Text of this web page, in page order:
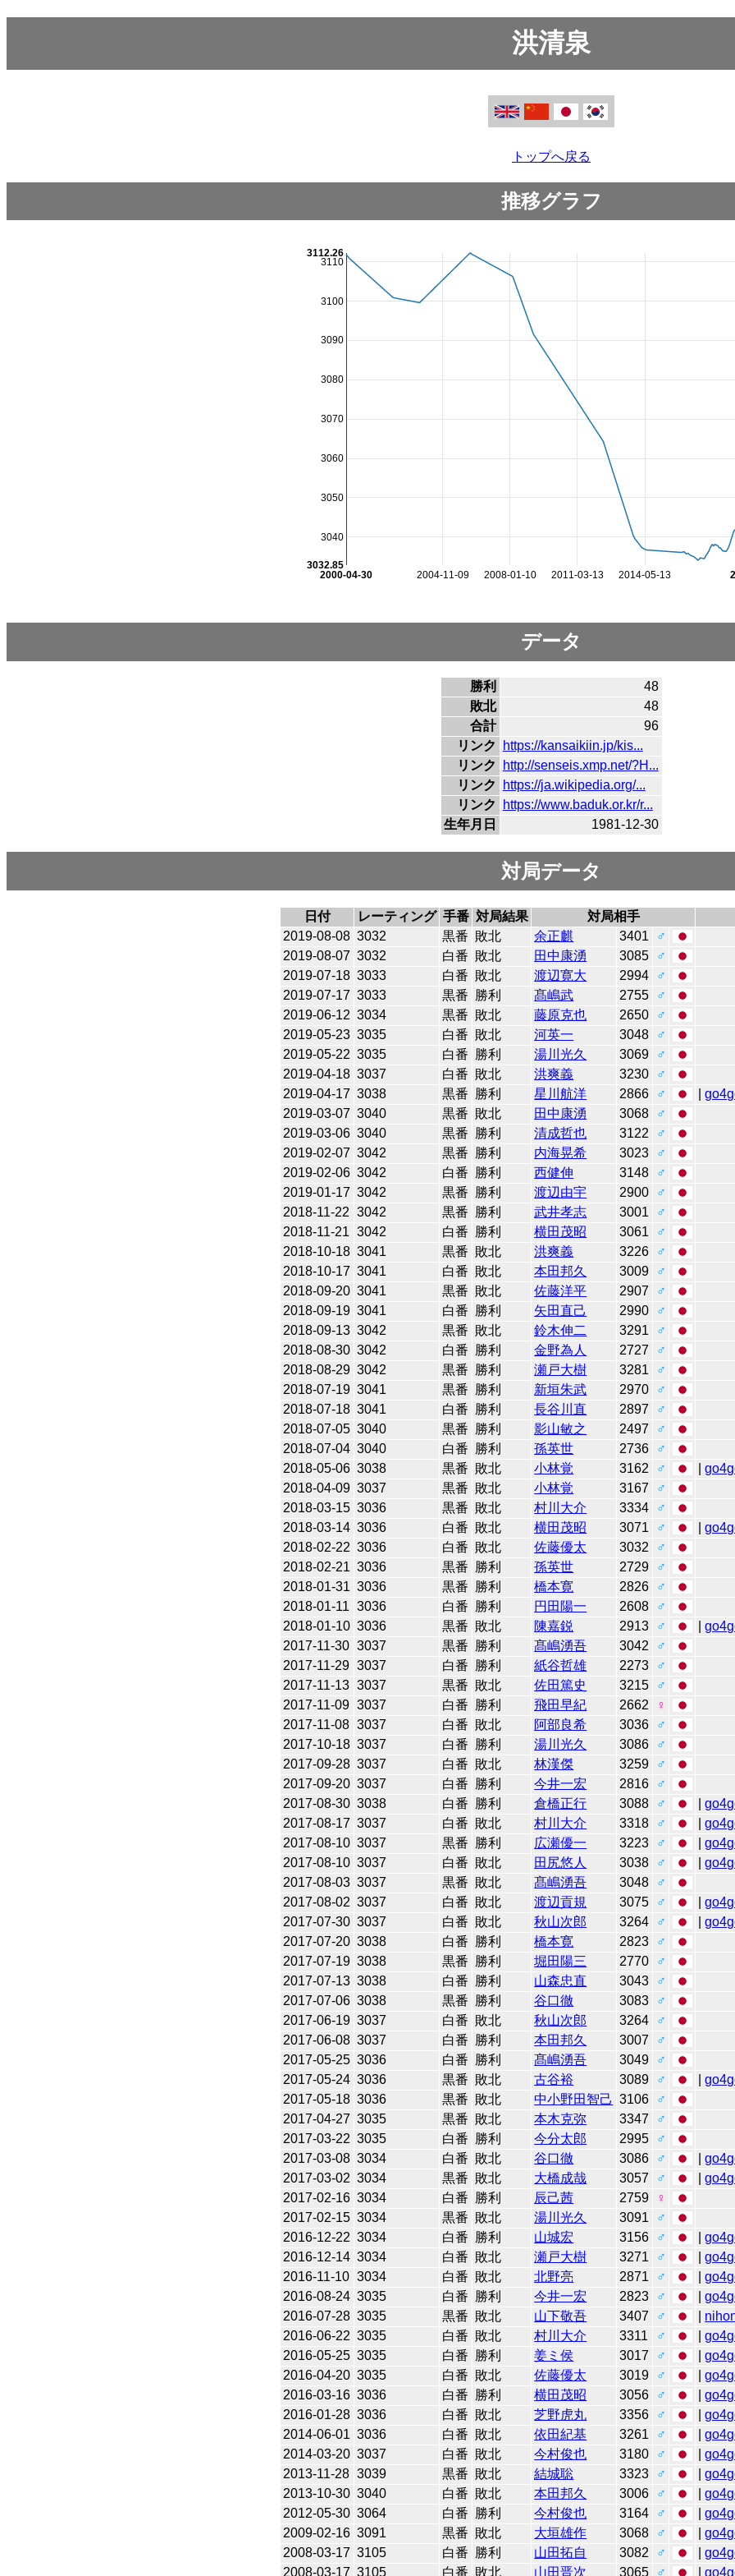
洪清泉
トップへ戻る
推移グラフ
2004-11-09 2008-01-10 2011-03-13 2014-05-13
2000-04-30
3040
3050
3060
3070
3080
3090
3100
3110
3032.85
3112.26
データ
勝利
48
敗北
48
合計
96
リンク
https://kansaikiin.jp/kis...
リンク
http://senseis.xmp.net/?H...
リンク
https://ja.wikipedia.org/...
リンク
https://www.baduk.or.kr/r...
生年月日
1981-12-30
対局データ
日付 レーティング 手番 対局結果
対局相手
2019-08-08 3032 黒番 敗北 余正麒 3401
♂
2019-08-07 3032 白番 敗北 田中康湧 3085
♂
2019-07-18 3033 白番 敗北 渡辺寛大 2994
♂
2019-07-17 3033 黒番 勝利 髙嶋武 2755
♂
2019-06-12 3034 黒番 敗北 藤原克也 2650
♂
2019-05-23 3035 白番 敗北 河英一 3048
♂
2019-05-22 3035 白番 勝利 湯川光久 3069
♂
2019-04-18 3037 白番 敗北 洪爽義 3230
♂
2019-04-17 3038 黒番 勝利 星川航洋 2866 ♂ |
2019-03-07 3040 黒番 敗北 田中康湧 3068
♂
2019-03-06 3040 黒番 勝利 清成哲也 3122
♂
2019-02-07 3042 黒番 勝利 内海晃希 3023
♂
2019-02-06 3042 白番 勝利 西健伸 3148
♂
2019-01-17 3042 黒番 勝利 渡辺由宇 2900
♂
2018-11-22 3042 黒番 勝利 武井孝志 3001
♂
2018-11-21 3042 白番 勝利 横田茂昭 3061
♂
2018-10-18 3041 黒番 敗北 洪爽義 3226
♂
2018-10-17 3041 白番 敗北 本田邦久 3009
♂
2018-09-20 3041 黒番 敗北 佐藤洋平 2907
♂
2018-09-19 3041 白番 勝利 矢田直己 2990
♂
2018-09-13 3042 黒番 敗北 鈴木伸二 3291
♂
2018-08-30 3042 白番 勝利 金野為人 2727
♂
2018-08-29 3042 黒番 勝利 瀬戸大樹 3281
♂
2018-07-19 3041 黒番 勝利 新垣朱武 2970
♂
2018-07-18 3041 白番 勝利 長谷川直 2897
♂
2018-07-05 3040 黒番 勝利 影山敏之 2497
♂
2018-07-04 3040 白番 勝利 孫英世 2736
♂
2018-05-06 3038 黒番 敗北 小林覚 3162 ♂ |
2018-04-09 3037 黒番 敗北 小林覚 3167
♂
2018-03-15 3036 黒番 敗北 村川大介 3334
♂
2018-03-14 3036 白番 敗北 横田茂昭 3071 ♂ |
2018-02-22 3036 白番 敗北 佐藤優太 3032
♂
2018-02-21 3036 黒番 勝利 孫英世 2729
♂
2018-01-31 3036 黒番 勝利 橋本寛 2826
♂
2018-01-11 3036 白番 勝利 円田陽一 2608
♂
2018-01-10 3036 黒番 敗北 陳嘉鋭 2913 ♂ |
2017-11-30 3037 黒番 勝利 髙嶋湧吾 3042
♂
2017-11-29 3037 白番 勝利 紙谷哲雄 2273
♂
2017-11-13 3037 黒番 敗北 佐田篤史 3215
♂
2017-11-09 3037 白番 勝利 飛田早紀 2662
♀
2017-11-08 3037 白番 敗北 阿部良希 3036
♂
2017-10-18 3037 白番 勝利 湯川光久 3086
♂
2017-09-28 3037 白番 敗北 林漢傑 3259
♂
2017-09-20 3037 白番 勝利 今井一宏 2816
♂
2017-08-30 3038 白番 勝利 倉橋正行 3088 ♂ |
2017-08-17 3037 白番 敗北 村川大介 3318 ♂ |
2017-08-10 3037 黒番 勝利 広瀬優一 3223 ♂ |
2017-08-10 3037 白番 敗北 田尻悠人 3038 ♂ |
2017-08-03 3037 黒番 敗北 髙嶋湧吾 3048
♂
2017-08-02 3037 白番 敗北 渡辺貢規 3075 ♂ |
2017-07-30 3037 白番 敗北 秋山次郎 3264 ♂ |
2017-07-20 3038 白番 勝利 橋本寛 2823
♂
2017-07-19 3038 黒番 勝利 堀田陽三 2770
♂
2017-07-13 3038 白番 勝利 山森忠直 3043
♂
2017-07-06 3038 黒番 勝利 谷口徹 3083
♂
2017-06-19 3037 白番 敗北 秋山次郎 3264
♂
2017-06-08 3037 白番 勝利 本田邦久 3007
♂
2017-05-25 3036 白番 勝利 髙嶋湧吾 3049
♂
2017-05-24 3036 黒番 敗北 古谷裕 3089 ♂ |
2017-05-18 3036 黒番 敗北 中小野田智己 3106
♂
2017-04-27 3035 黒番 敗北 本木克弥 3347
♂
2017-03-22 3035 白番 勝利 今分太郎 2995
♂
2017-03-08 3034 白番 敗北 谷口徹 3086 ♂ |
2017-03-02 3034 黒番 敗北 大橋成哉 3057 ♂ |
2017-02-16 3034 白番 勝利 辰己茜 2759
♀
2017-02-15 3034 黒番 敗北 湯川光久 3091
♂
2016-12-22 3034 白番 勝利 山城宏 3156 ♂ |
2016-12-14 3034 白番 敗北 瀬戸大樹 3271 ♂ |
2016-11-10 3034 白番 敗北 北野亮 2871 ♂ |
2016-08-24 3035 白番 勝利 今井一宏 2823 ♂ |
2016-07-28 3035 黒番 敗北 山下敬吾 3407 ♂
2016-06-22 3035 白番 敗北 村川大介 3311 ♂ |
2016-05-25 3035 白番 勝利 姜ミ侯 3017 ♂ |
2016-04-20 3035 白番 敗北 佐藤優太 3019 ♂ |
2016-03-16 3036 白番 勝利 横田茂昭 3056 ♂ |
2016-01-28 3036 白番 敗北 芝野虎丸 3356 ♂ |
2014-06-01 3036 白番 敗北 依田紀基 3261 ♂ |
2014-03-20 3037 白番 敗北 今村俊也 3180 ♂ |
2013-11-28 3039 黒番 敗北 結城聡 3323 ♂ |
2013-10-30 3040 白番 敗北 本田邦久 3006 ♂ |
2012-05-30 3064 白番 勝利 今村俊也 3164 ♂ |
2009-02-16 3091 黒番 敗北 大垣雄作 3068 ♂ |
2008-03-17 3105 白番 勝利 山田拓自 3082 ♂ |
2008-03-17 3105 白番 敗北 山田晋次 3065 ♂ |